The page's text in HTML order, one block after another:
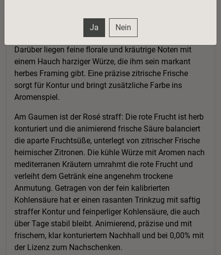
Ja Nein
Perlage. In der Nase ist er duftig und klar und erinnert
an rote Johannisbeeren und knackige Sauerkirschen.
Darüber liegen feine florale und kräutrige Noten mit
einem Hauch harziger Würze, die ihm sein markant
herbes Framing gibt. Eine präzise zitrische Frische
sorgt für Kontur und bringt zusätzliche Farbe ins
Aromenspiel.
Am Gaumen ist der Rosé straff: Die rote Frucht ist herb
konturiert und die animierend frische Säure balanciert
die aparte Fruchtsüße, unterlegt von zitrischer Frische
heimischer Zitronen. Die kühle Würze mit Aromen nach
mediterranen Kräutern umrahmt die rote Frucht und
verleiht dem Getränk eine angenehm trockene
Anmutung. Getragen von der fein kalibrierten
Kohlensäure hat er einen rasanten Trinkzug mit saftig
straffer Kontur und feinperliger Kohlensäure, die auch
über Tage stabil bleibt. Animierend, präzise und mit
frischem, klar konturiertem Nachhall und bei 0,00% mit
der Lizenz zum Nachschenken.